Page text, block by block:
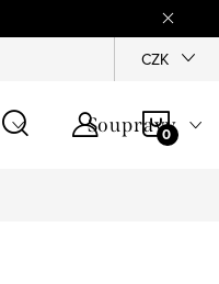
Jak
CZK
Soupravy